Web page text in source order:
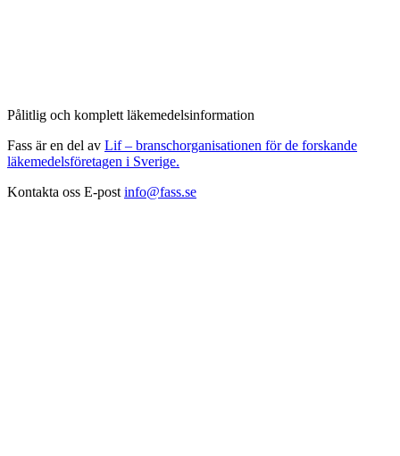
Pålitlig och komplett läkemedelsinformation
Fass är en del av Lif – branschorganisationen för de forskande
läkemedelsföretagen i Sverige.
Kontakta oss E-post info@fass.se